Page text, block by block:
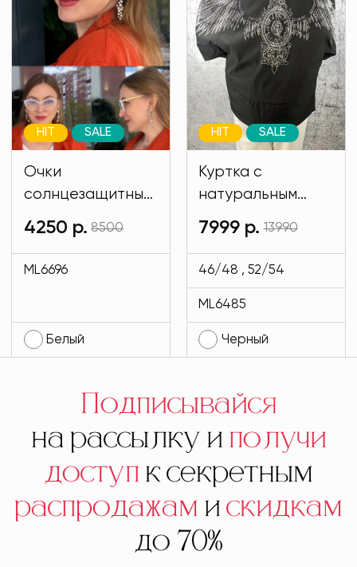
Очки
солнцезащитные
имиджевые
белого цвета
MODLAV ML6696-
HIT SALE
4250 р. 8500
ML6696
Белый
Куртка с
натуральным
мехом и на
подкладе кролик
черного цвета
MODLAV ML6485-
13
HIT SALE
7999 р. 13990
46/48 , 52/54
ML6485
Черный
Подписывайся
на рассылку иполучи
доступк секретным
распродажамискидкам
до 70%